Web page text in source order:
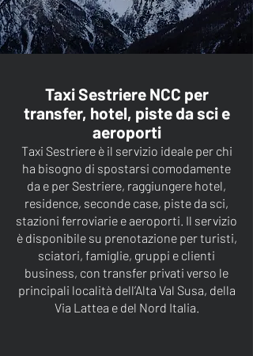
Taxi Sestriere NCC per
transfer, hotel, piste da sci e
aeroporti
Taxi Sestriere è il servizio ideale per chi
ha bisogno di spostarsi comodamente
da e per Sestriere, raggiungere hotel,
residence, seconde case, piste da sci,
stazioni ferroviarie e aeroporti. Il servizio
è disponibile su prenotazione per turisti,
sciatori, famiglie, gruppi e clienti
business, con transfer privati verso le
principali località dell’Alta Val Susa, della
Via Lattea e del Nord Italia.